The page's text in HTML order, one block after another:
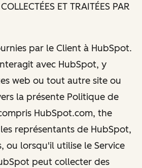
ET TRAITÉES PAR
par le Client à HubSpot.
avec HubSpot, y
web ou tout autre site ou
la présente Politique de
HubSpot.com, the
représentants de HubSpot,
ou lorsqu'il utilise le Service
peut collecter des